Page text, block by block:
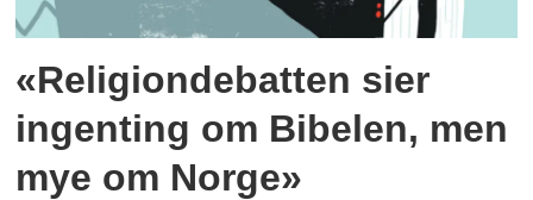
«Religiondebatten sier
ingenting om Bibelen, men
mye om Norge»